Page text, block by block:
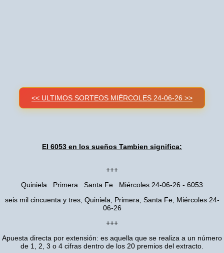
<< ULTIMOS SORTEOS MIÉRCOLES 24-06-26 >>
El 6053 en los sueños Tambien significa:
+++
Quiniela Primera Santa Fe Miércoles 24-06-26 - 6053
seis mil cincuenta y tres, Quiniela, Primera, Santa Fe, Miércoles 24-
06-26
+++
Apuesta directa por extensión: es aquella que se realiza a un número
de 1, 2, 3 o 4 cifras dentro de los 20 premios del extracto.